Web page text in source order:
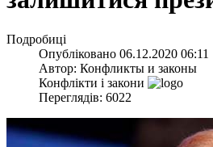
Подробиці
Опубліковано 06.12.2020 06:11
Автор: Конфликты и законы
Конфлікти і закони
Переглядів: 6022